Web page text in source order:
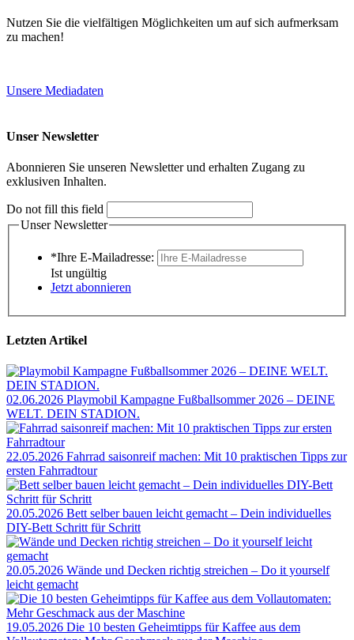
Nutzen Sie die vielfältigen Möglichkeiten um auf sich aufmerksam
zu machen!
Unsere Mediadaten
Unser Newsletter
Abonnieren Sie unseren Newsletter und erhalten Zugang zu
exklusiven Inhalten.
Do not fill this field
Unser Newsletter
*Ihre E-Mailadresse:
Ist ungültig
Jetzt abonnieren
Letzten Artikel
02.06.2026 Playmobil Kampagne Fußballsommer 2026 – DEINE
WELT. DEIN STADION.
22.05.2026 Fahrrad saisonreif machen: Mit 10 praktischen Tipps zur
ersten Fahrradtour
20.05.2026 Bett selber bauen leicht gemacht – Dein individuelles
DIY-Bett Schritt für Schritt
20.05.2026 Wände und Decken richtig streichen – Do it yourself
leicht gemacht
19.05.2026 Die 10 besten Geheimtipps für Kaffee aus dem